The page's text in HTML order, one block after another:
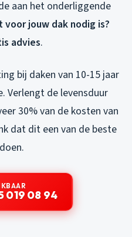
aan het onderliggende
jouw dak nodig is?
advies.
bij daken van 10-15 jaar
Verlengt de levensduur
30% van de kosten van
dat dit een van de beste
019 08 94